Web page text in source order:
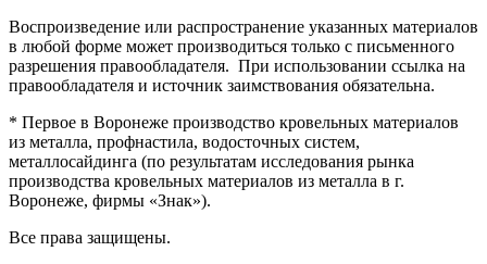
Воспроизведение или распространение указанных материалов
в любой форме может производиться только с письменного
разрешения правообладателя. При использовании ссылка на
правообладателя и источник заимствования обязательна.
* Первое в Воронеже производство кровельных материалов
из металла, профнастила, водосточных систем,
металлосайдинга (по результатам исследования рынка
производства кровельных материалов из металла в г.
Воронеже, фирмы «Знак»).
Все права защищены.